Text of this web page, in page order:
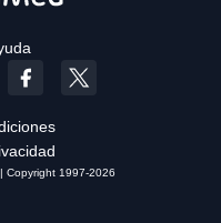
Copyright 1997-2026